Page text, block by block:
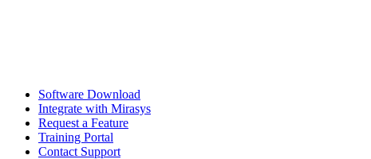
Software Download
Integrate with Mirasys
Request a Feature
Training Portal
Contact Support